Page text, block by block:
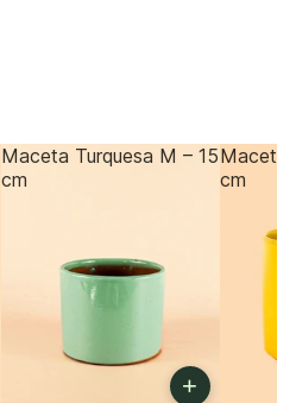
Maceta Turquesa M – 15
cm
+
Maceta
cm